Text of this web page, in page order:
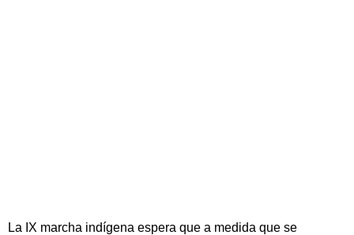
La IX marcha indígena espera que a medida que se